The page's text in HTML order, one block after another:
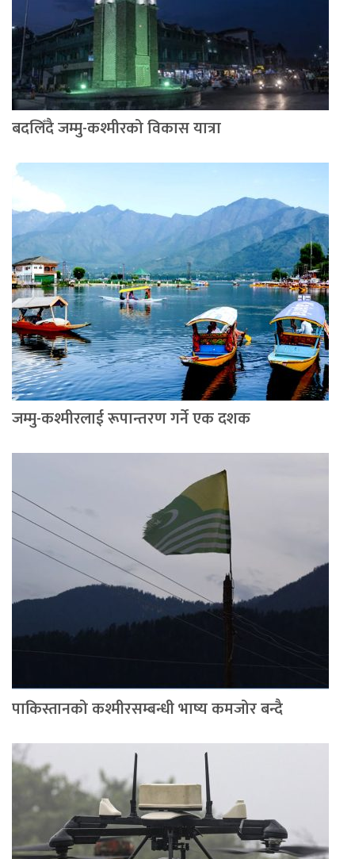
बदलिँदै जम्मु-कश्मीरको विकास यात्रा
जम्मु-कश्मीरलाई रूपान्तरण गर्ने एक दशक
पाकिस्तानको कश्मीरसम्बन्धी भाष्य कमजोर बन्दै